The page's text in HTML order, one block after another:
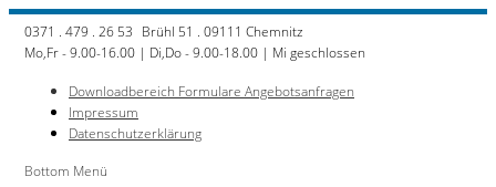
Zum
Inhalt
springen
0371 . 479 . 26 53 Brühl 51 . 09111 Chemnitz
Mo,Fr - 9.00-16.00 | Di,Do - 9.00-18.00 | Mi geschlossen
Downloadbereich Formulare Angebotsanfragen
Impressum
Datenschutzerklärung
Bottom Menü